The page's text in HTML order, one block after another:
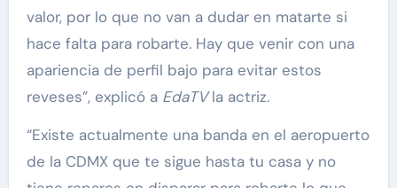
valor, por lo que no van a dudar en matarte si
hace falta para robarte. Hay que venir con una
apariencia de perfil bajo para evitar estos
reveses”, explicó a EdaTVla actriz.
“Existe actualmente una banda en el aeropuerto
de la CDMX que te sigue hasta tu casa y no